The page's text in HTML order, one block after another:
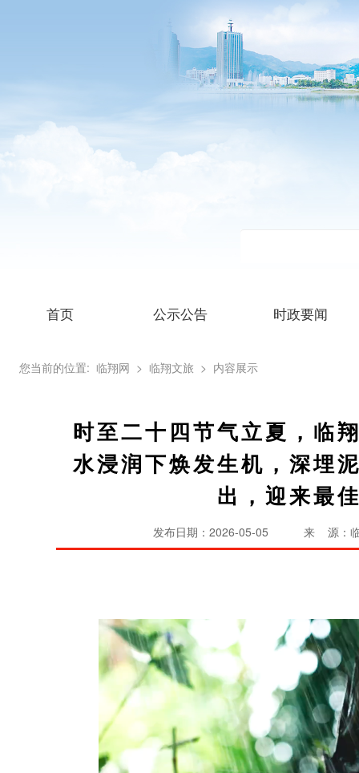
首页 公示公告 时政要闻
您当前的位置: 临翔网 > 临翔文旅 > 内容展示
时至二十四节气立夏，临
水浸润下焕发生机，深埋
出，迎来最
发布日期：2026-05-05 来 源：